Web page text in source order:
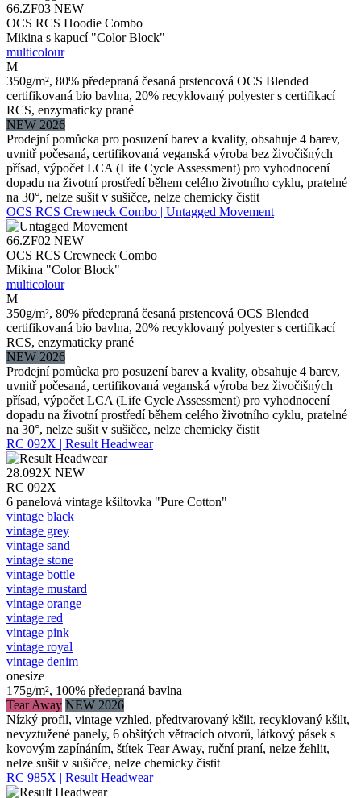
66.ZF03 NEW
OCS RCS Hoodie Combo
Mikina s kapucí "Color Block"
multicolour
M
350g/m², 80% předepraná česaná prstencová OCS Blended
certifikovaná bio bavlna, 20% recyklovaný polyester s certifikací
RCS, enzymaticky prané
NEW 2026
Prodejní pomůcka pro posuzení barev a kvality, obsahuje 4 barev,
uvnitř počesaná, certifikovaná veganská výroba bez živočišných
přísad, výpočet LCA (Life Cycle Assessment) pro vyhodnocení
dopadu na životní prostředí během celého životního cyklu, pratelné
na 30°, nelze sušit v sušičce, nelze chemicky čistit
OCS RCS Crewneck Combo | Untagged Movement
66.ZF02 NEW
OCS RCS Crewneck Combo
Mikina "Color Block"
multicolour
M
350g/m², 80% předepraná česaná prstencová OCS Blended
certifikovaná bio bavlna, 20% recyklovaný polyester s certifikací
RCS, enzymaticky prané
NEW 2026
Prodejní pomůcka pro posuzení barev a kvality, obsahuje 4 barev,
uvnitř počesaná, certifikovaná veganská výroba bez živočišných
přísad, výpočet LCA (Life Cycle Assessment) pro vyhodnocení
dopadu na životní prostředí během celého životního cyklu, pratelné
na 30°, nelze sušit v sušičce, nelze chemicky čistit
RC 092X | Result Headwear
28.092X NEW
RC 092X
6 panelová vintage kšiltovka "Pure Cotton"
vintage black
vintage grey
vintage sand
vintage stone
vintage bottle
vintage mustard
vintage orange
vintage red
vintage pink
vintage royal
vintage denim
onesize
175g/m², 100% předepraná bavlna
Tear Away NEW 2026
Nízký profil, vintage vzhled, předtvarovaný kšilt, recyklovaný kšilt,
nevyztužené panely, 6 obšitých větracích otvorů, látkový pásek s
kovovým zapínáním, štítek Tear Away, ruční praní, nelze žehlit,
nelze sušit v sušičce, nelze chemicky čistit
RC 985X | Result Headwear